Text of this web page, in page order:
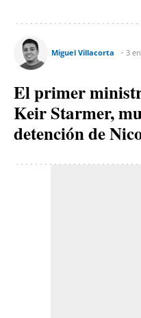
Miguel Villacorta 3
El primer
Keir Starmer,
detención de